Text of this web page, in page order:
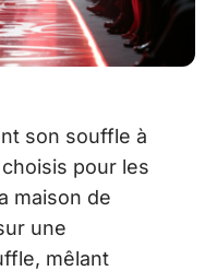
son souffle à
pour les
maison de
une
mêlant